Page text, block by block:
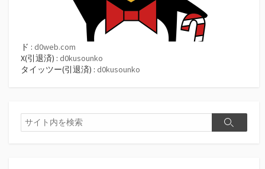
ド : d0web.com
X(引退済) : d0kusounko
タイッツー(引退済) : d0kusounko
検
索
検